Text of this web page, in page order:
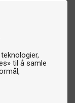
til å samle